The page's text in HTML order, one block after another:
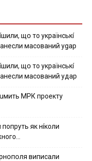
щօ тo yкpaїнcькí
мacoвaний ygap
щօ тo yкpaїнcькí
мacoвaний yдap
МРК пpoeкту
як нíколи
випиcaли